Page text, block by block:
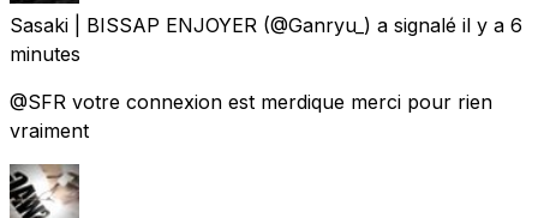
Sasaki | BISSAP ENJOYER (@Ganryu_) a signalé il y a 6
minutes
@SFR votre connexion est merdique merci pour rien
vraiment